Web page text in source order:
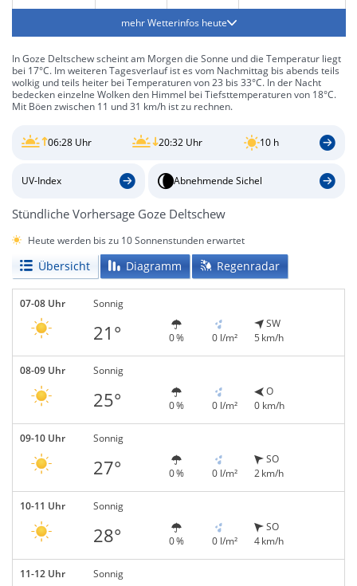
mehr Wetterinfos heute
In Goze Deltschew scheint am Morgen die Sonne und die Temperatur liegt
bei 17°C. Im weiteren Tagesverlauf ist es vom Nachmittag bis abends teils
wolkig und teils heiter bei Temperaturen von 23 bis 33°C. In der Nacht
bedecken einzelne Wolken den Himmel bei Tiefsttemperaturen von 18°C.
Mit Böen zwischen 11 und 31 km/h ist zu rechnen.
06:28 Uhr 20:32 Uhr 10 h
UV-Index Abnehmende Sichel
Stündliche Vorhersage Goze Deltschew
Heute werden bis zu 10 Sonnenstunden erwartet
Übersicht Diagramm Regenradar
07-08 Uhr Sonnig
21° 0 % 0 l/m²
SW
5 km/h
08-09 Uhr Sonnig
25° 0 % 0 l/m²
O
0 km/h
09-10 Uhr Sonnig
27° 0 % 0 l/m²
SO
2 km/h
10-11 Uhr Sonnig
28° 0 % 0 l/m²
SO
4 km/h
11-12 Uhr Sonnig